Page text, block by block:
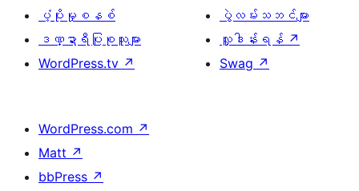
ပံ့ပိုးမှုစနစ်
ဒဏ္ဍာရီပြုစုသူများ
WordPress.tv ↗
ပွဲလမ်းသဘင်များ
လှူဒါန်းရန် ↗
Swag ↗
WordPress.com ↗
Matt ↗
bbPress ↗